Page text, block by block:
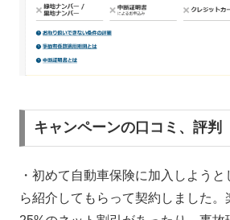
キャンペーンの口コミ、評判
・初めて自動車保険に加入しよう
ら紹介してもらって契約しました